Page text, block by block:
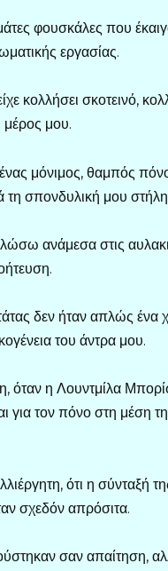
φουσκάλες που
εργασίας.
κολλήσει σκοτεινό,
μέρος μου.
μόνιμος, θαμπός
τη σπονδυλική μου
ανάμεσα στις
δεν ήταν απλώς
του άντρα μου.
όταν η Λουντμίλα
για τον πόνο στη
ότι η σύνταξή
σχεδόν απρόσιτα.
σαν απαίτηση,